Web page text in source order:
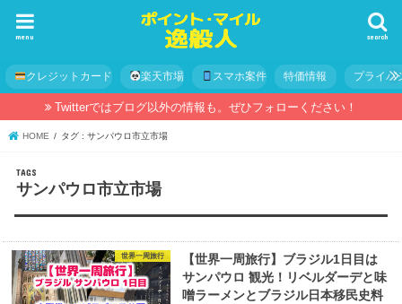
search
menu
クレジットカード 楽天市場 スマホ案件 特価情報 プライバ
Twitterではブログ以外の情報も。ぜひフォローください！
HOME タグ : サンパウロ市立市場
サンパウロ市立市場
世界一周旅行
【世界一周旅行】ブラジル1日目は
サンパウロ 観光！リベルダーデと味
噌ラーメンとブラジル日本移民史料